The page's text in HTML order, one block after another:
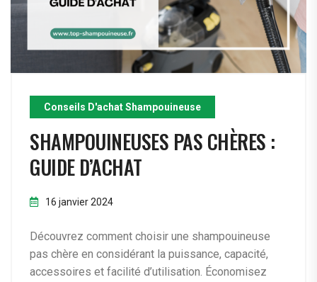
Conseils D'achat Shampouineuse
SHAMPOUINEUSES PAS CHÈRES :
GUIDE D’ACHAT
16 janvier 2024
Découvrez comment choisir une shampouineuse
pas chère en considérant la puissance, capacité,
accessoires et facilité d’utilisation. Économisez